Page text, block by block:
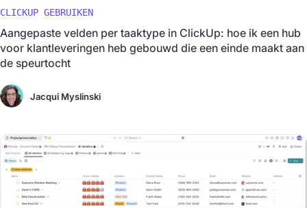
CLICKUP GEBRUIKEN
Aangepaste velden per taaktype in ClickUp: hoe ik een hub
voor klantleveringen heb gebouwd die een einde maakt aan
de speurtocht
Jacqui Myslinski